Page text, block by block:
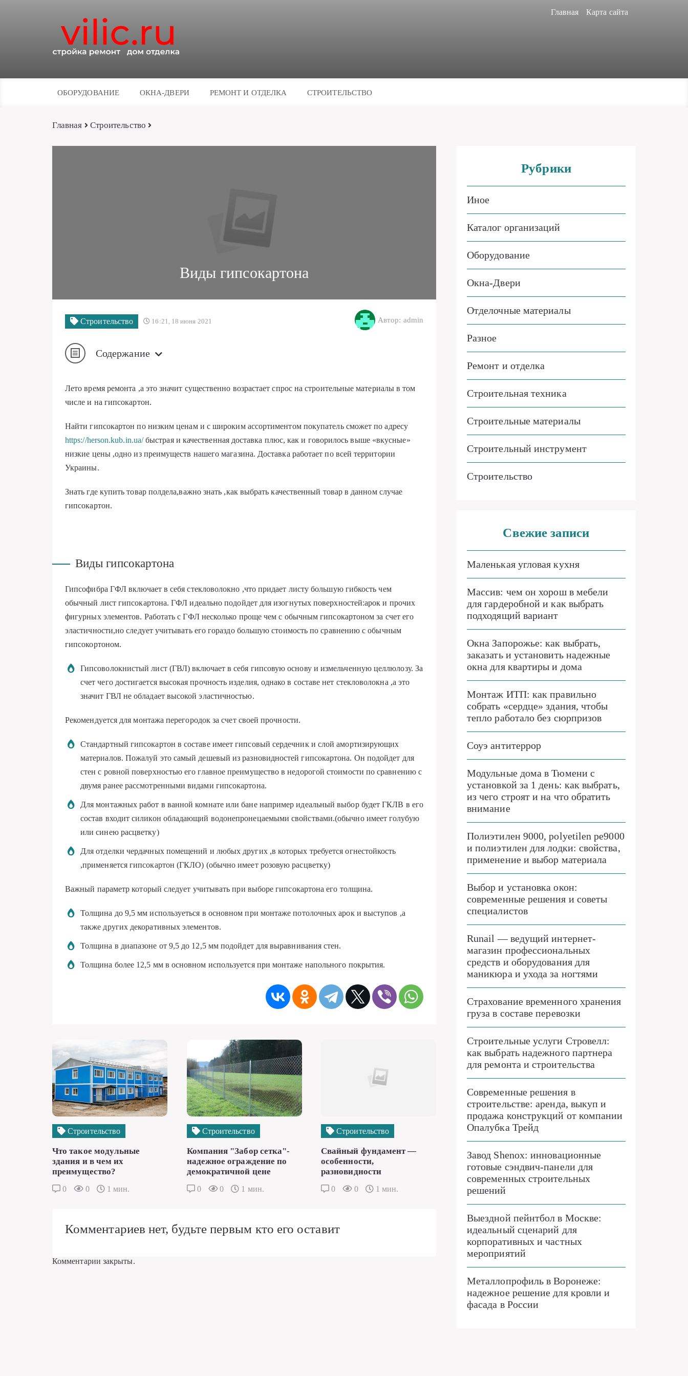
Главная Карта сайта
ОБОРУДОВАНИЕ ОКНА-ДВЕРИ РЕМОНТ И ОТДЕЛКА СТРОИТЕЛЬСТВО
Главная Строительство
Виды гипсокартона
Строительство 16:21, 18 июня 2021 Автор: admin
Содержание
Лето время ремонта ,а это значит существенно возрастает спрос на строительные материалы в том
числе и на гипсокартон.
Найти гипсокартон по низким ценам и с широким ассортиментом покупатель сможет по адресу
https://herson.kub.in.ua/быстрая и качественная доставка плюс, как и говорилось выше «вкусные»
низкие цены ,одно из преимуществ нашего магазина. Доставка работает по всей территории
Украины.
Знать где купить товар полдела,важно знать ,как выбрать качественный товар в данном случае
гипсокартон.
Виды гипсокартона
Гипсофибра ГФЛ включает в себя стекловолокно ,что придает листу большую гибкость чем
обычный лист гипсокартона. ГФЛ идеально подойдет для изогнутых поверхностей:арок и прочих
фигурных элементов. Работать с ГФЛ несколько проще чем с обычным гипсокартоном за счет его
эластичности,но следует учитывать его гораздо большую стоимость по сравнению с обычным
гипсокортоном.
Гипсоволокнистый лист (ГВЛ) включает в себя гипсовую основу и измельченную целлюлозу. За
счет чего достигается высокая прочность изделия, однако в составе нет стекловолокна ,а это
значит ГВЛ не обладает высокой эластичностью.
Рекомендуется для монтажа перегородок за счет своей прочности.
Стандартный гипсокартон в составе имеет гипсовый сердечник и слой амортизирующих
материалов. Пожалуй это самый дешевый из разновидностей гипсокартона. Он подойдет для
стен с ровной поверхностью его главное преимущество в недорогой стоимости по сравнению с
двумя ранее рассмотренными видами гипсокартона.
Для монтажных работ в ванной комнате или бане например идеальный выбор будет ГКЛВ в его
состав входит силикон обладающий водонепронецаемыми свойствами.(обычно имеет голубую
или синею расцветку)
Для отделки чердачных помещений и любых других ,в которых требуется огнестойкость
,применяется гипсокартон (ГКЛО) (обычно имеет розовую расцветку)
Важный параметр который следует учитывать при выборе гипсокартона его толщина.
Толщина до 9,5 мм используеться в основном при монтаже потолочных арок и выступов ,а
также других декоративных элементов.
Толщина в диапазоне от 9,5 до 12,5 мм подойдет для выравнивания стен.
Толщина более 12,5 мм в основном используется при монтаже напольного покрытия.
Строительство
Что такое модульные
здания и в чем их
преимущество?
0 0 1 мин.
Строительство
Компания "Забор сетка"-
надежное ограждение по
демократичной цене
0 0 1 мин.
Строительство
Свайный фундамент —
особенности,
разновидности
0 0 1 мин.
Комментариев нет, будьте первым кто его оставит
Комментарии закрыты.
Рубрики
Иное
Каталог организаций
Оборудование
Окна-Двери
Отделочные материалы
Разное
Ремонт и отделка
Строительная техника
Строительные материалы
Строительный инструмент
Строительство
Свежие записи
Маленькая угловая кухня
Массив: чем он хорош в мебели
для гардеробной и как выбрать
подходящий вариант
Окна Запорожье: как выбрать,
заказать и установить надежные
окна для квартиры и дома
Монтаж ИТП: как правильно
собрать «сердце» здания, чтобы
тепло работало без сюрпризов
Соуэ антитеррор
Модульные дома в Тюмени с
установкой за 1 день: как выбрать,
из чего строят и на что обратить
внимание
Полиэтилен 9000, polyetilen pe9000
и полиэтилен для лодки: свойства,
применение и выбор материала
Выбор и установка окон:
современные решения и советы
специалистов
Runail — ведущий интернет-
магазин профессиональных
средств и оборудования для
маникюра и ухода за ногтями
Страхование временного хранения
груза в составе перевозки
Строительные услуги Стровелл:
как выбрать надежного партнера
для ремонта и строительства
Современные решения в
строительстве: аренда, выкуп и
продажа конструкций от компании
Опалубка Трейд
Завод Shenox: инновационные
готовые сэндвич-панели для
современных строительных
решений
Выездной пейнтбол в Москве:
идеальный сценарий для
корпоративных и частных
мероприятий
Металлопрофиль в Воронеже:
надежное решение для кровли и
фасада в России